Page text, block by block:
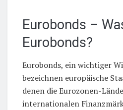
Eurobonds –
Eurobonds?
Eurobonds, ein wichtiger
bezeichnen europäische
denen die Eurozonen-
internationalen